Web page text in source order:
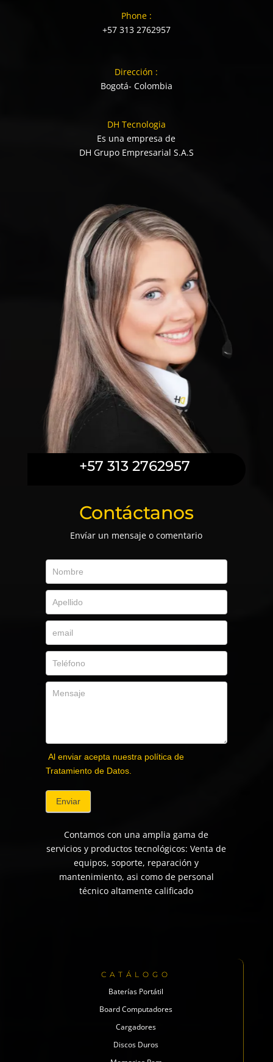
Phone :
+57 313 2762957
Dirección :
Bogotá- Colombia
DH Tecnologia
Es una empresa de
DH Grupo Empresarial S.A.S
+57 313 2762957
Contáctanos
Envíar un mensaje o comentario
Al enviar acepta nuestra política de
Tratamiento de Datos.
Enviar
Contamos con una amplia gama de
servicios y productos tecnológicos: Venta de
equipos, soporte, reparación y
mantenimiento, asi como de personal
técnico altamente calificado
CATÁLOGO
Baterías Portátil
Board Computadores
Cargadores
Discos Duros